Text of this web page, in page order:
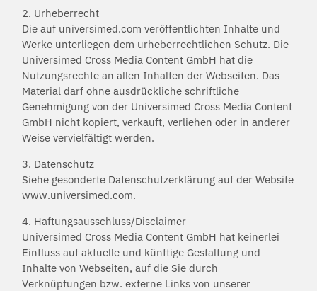
2. Urheberrecht
Die auf universimed.com veröffentlichten Inhalte und
Werke unterliegen dem urheberrechtlichen Schutz. Die
Universimed Cross Media Content GmbH hat die
Nutzungsrechte an allen Inhalten der Webseiten. Das
Material darf ohne ausdrückliche schriftliche
Genehmigung von der Universimed Cross Media Content
GmbH nicht kopiert, verkauft, verliehen oder in anderer
Weise vervielfältigt werden.
3. Datenschutz
Siehe gesonderte Datenschutzerklärung auf der Website
www.universimed.com.
4. Haftungsausschluss/Disclaimer
Universimed Cross Media Content GmbH hat keinerlei
Einfluss auf aktuelle und künftige Gestaltung und
Inhalte von Webseiten, auf die Sie durch
Verknüpfungen bzw. externe Links von unserer